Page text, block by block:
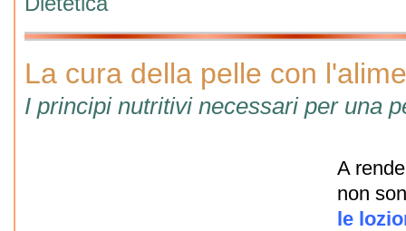
La cura della pelle con
I principi nutritivi necessari per una
A
non
le